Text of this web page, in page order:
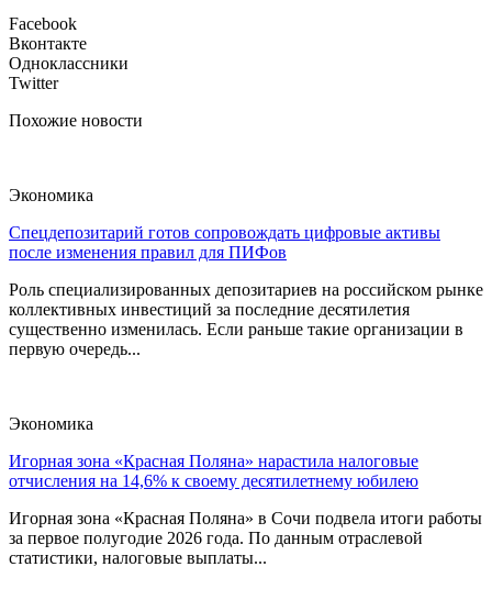
Facebook
Вконтакте
Одноклассники
Twitter
Похожие новости
Экономика
Спецдепозитарий готов сопровождать цифровые активы
после изменения правил для ПИФов
Роль специализированных депозитариев на российском рынке
коллективных инвестиций за последние десятилетия
существенно изменилась. Если раньше такие организации в
первую очередь...
Экономика
Игорная зона «Красная Поляна» нарастила налоговые
отчисления на 14,6% к своему десятилетнему юбилею
Игорная зона «Красная Поляна» в Сочи подвела итоги работы
за первое полугодие 2026 года. По данным отраслевой
статистики, налоговые выплаты...